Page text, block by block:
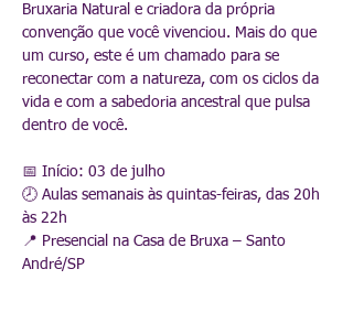
Bruxaria Natural e criadora da própria
convenção que você vivenciou. Mais do que
um curso, este é um chamado para se
reconectar com a natureza, com os ciclos da
vida e com a sabedoria ancestral que pulsa
dentro de você.
📅 Início: 03 de julho
🕗 Aulas semanais às quintas-feiras, das 20h
às 22h
📍 Presencial na Casa de Bruxa – Santo
André/SP